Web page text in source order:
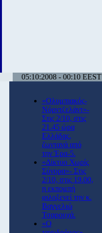
05:10:2008 - 00:10 EEST
«Ολυμπιακός-
Νόρντζελάντ»-
Στις 2/10, στις
21.45 ώρα
Ελλάδας,
ζωντανά από
την Έρα-5.
«Δίκτυο Χωρίς
Σύνορα»- Στις
2/10, στις 19.00,
η εκπομπή
φιλοξενεί την κ.
Βαγγελιώ
Τσαρουχά.
«Ο